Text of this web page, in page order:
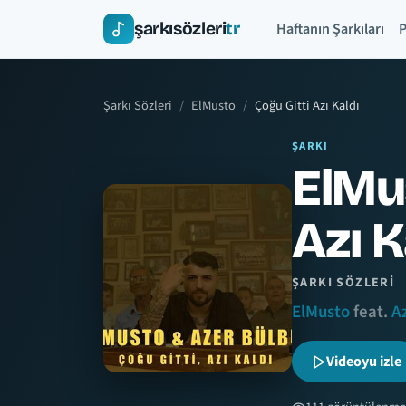
şarkısözleritr Haftanın Şarkıları
Şarkı Sözleri ElMusto Çoğu Gitti Azı Kaldı
ŞARKI
Azı
ŞARKI SÖZLERI
ElMustofeat.
Videoyu izle